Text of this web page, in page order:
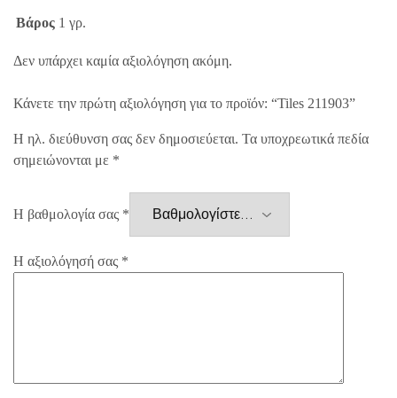
Βάρος 1 γρ.
Δεν υπάρχει καμία αξιολόγηση ακόμη.
Κάνετε την πρώτη αξιολόγηση για το προϊόν: “Tiles 211903”
Η ηλ. διεύθυνση σας δεν δημοσιεύεται. Τα υποχρεωτικά πεδία
σημειώνονται με *
Η βαθμολογία σας *
Η αξιολόγησή σας *